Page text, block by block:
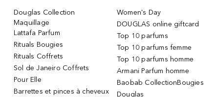
Douglas Collection
Maquillage
Lattafa Parfum
Rituals Bougies
Rituals Coffrets
Sol de Janeiro Coffrets
Pour Elle
Barrettes et pinces à cheveux
Women's Day
DOUGLAS online giftcard
Top 10 parfums
Top 10 parfums femme
Top 10 parfums homme
Armani Parfum homme
Baobab CollectionBougies
Douglas